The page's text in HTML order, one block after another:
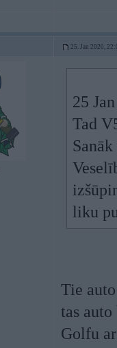
25. Jan 2020,
25
Tad
liku
Tie
tas
Golfu